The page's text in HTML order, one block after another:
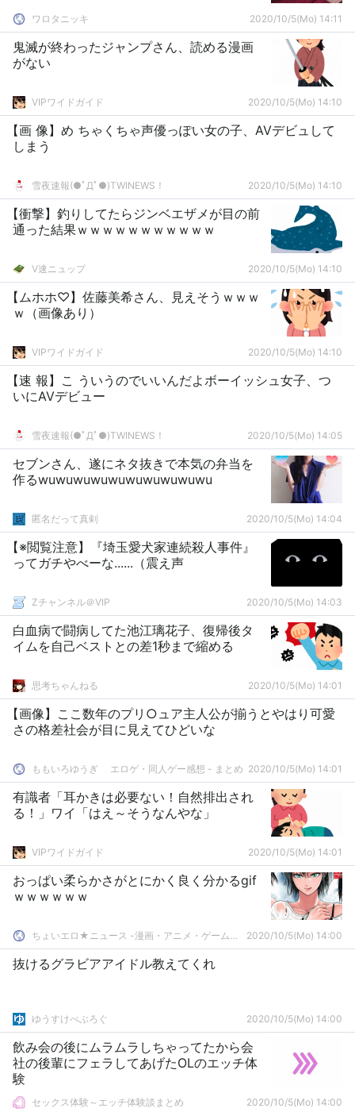
ワロタニッキ 2020/10/5(Mo) 14:11
鬼滅が終わったジャンプさん、読める漫画
がない
VIPワイドガイド 2020/10/5(Mo) 14:10
【画 像】め ちゃくちゃ声優っぽい女の子、AVデビュして
しまう
雪夜速報(●ﾟДﾟ●)TWINEWS！ 2020/10/5(Mo) 14:10
【衝撃】釣りしてたらジンベエザメが目の前
通った結果ｗｗｗｗｗｗｗｗｗｗｗ
V速ニュップ 2020/10/5(Mo) 14:10
【ムホホ♡】佐藤美希さん、見えそうｗｗｗ
ｗ（画像あり）
VIPワイドガイド 2020/10/5(Mo) 14:10
【速 報】こ ういうのでいいんだよボーイッシュ女子、つ
いにAVデビュー
雪夜速報(●ﾟДﾟ●)TWINEWS！ 2020/10/5(Mo) 14:05
セブンさん、遂にネタ抜きで本気の弁当を
作るwuwuwuwuwuwuwuwuwuwu
匿名だって真剣 2020/10/5(Mo) 14:04
【※閲覧注意】『埼玉愛犬家連続殺人事件』
ってガチやべーな......（震え声
Zチャンネル＠VIP 2020/10/5(Mo) 14:03
白血病で闘病してた池江璃花子、復帰後タ
イムを自己ベストとの差1秒まで縮める
思考ちゃんねる 2020/10/5(Mo) 14:01
【画像】ここ数年のプリ○ュア主人公が揃うとやはり可愛
さの格差社会が目に見えてひどいな
ももいろゆうぎ エロゲ・同人ゲー感想 - まとめ 2020/10/5(Mo) 14:01
有識者「耳かきは必要ない！自然排出され
る！」ワイ「はえ～そうなんやな」
VIPワイドガイド 2020/10/5(Mo) 14:01
おっぱい柔らかさがとにかく良く分かるgif
ｗｗｗｗｗｗ
ちょいエロ★ニュース -漫画・アニメ・ゲームまとめ- 2020/10/5(Mo) 14:00
抜けるグラビアアイドル教えてくれ
ゆうすけべぶろぐ 2020/10/5(Mo) 14:00
飲み会の後にムラムラしちゃってたから会
社の後輩にフェラしてあげたOLのエッチ体
験
セックス体験～エッチ体験談まとめ 2020/10/5(Mo) 14:00